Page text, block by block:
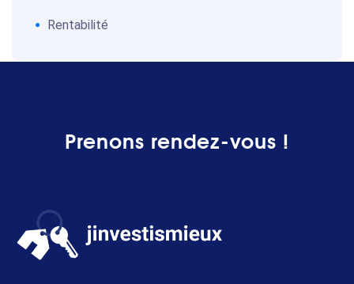
Rentabilité
Prenons rendez-vous !